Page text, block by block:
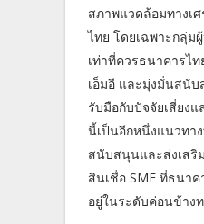
สภาพแวดล้อมทางเ
ไทย โดยเฉพาะกลุ่ม
เท่าที่ควรธนาคารไ
เอ็มอี และมุ่งมั่นสนับ
รับมือกับปัจจัยเสี่ยง
นี้เป็นอีกหนึ่งแนวทา
สนับสนุนและส่งเสริ
สินเชื่อ SME ที่ธนา
อยู่ในระดับค่อนข้าง